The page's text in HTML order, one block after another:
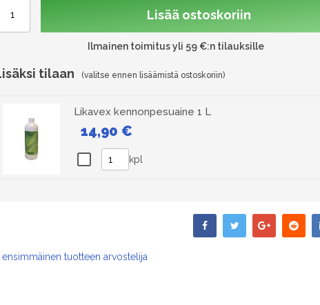
Lisää ostoskoriin
Ilmainen toimitus yli 59 €:n tilauksille
tilaan
Likavex kennonpesuaine 1 L
14,90 €
kpl
ensimmäinen tuotteen arvostelija